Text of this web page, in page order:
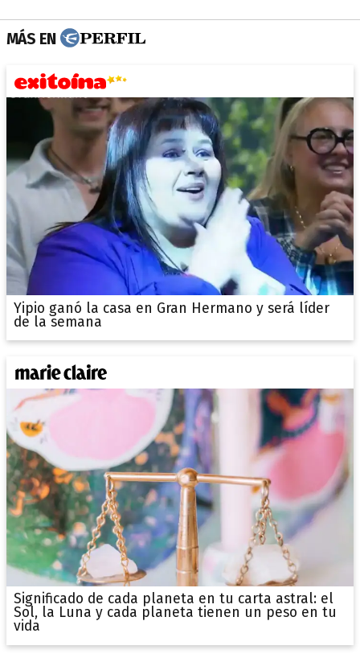
MÁS EN
Yipio ganó la casa en Gran Hermano y será líder
de la semana
Significado de cada planeta en tu carta astral: el
Sol, la Luna y cada planeta tienen un peso en tu
vida